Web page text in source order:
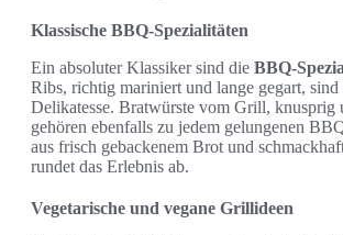
Klassische BBQ-Spezialitäten
Ein absoluter Klassiker sind die BBQ-
Ribs, richtig mariniert und lange gegart, sind
Delikatesse. Bratwürste vom Grill, knusprig
gehören ebenfalls zu jedem gelungenen
aus frisch gebackenem Brot und
rundet das Erlebnis ab.
Vegetarische und vegane Grillideen